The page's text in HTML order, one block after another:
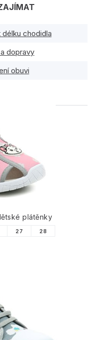
chodidla
dopravy
obuvi
plátěnky
27 28